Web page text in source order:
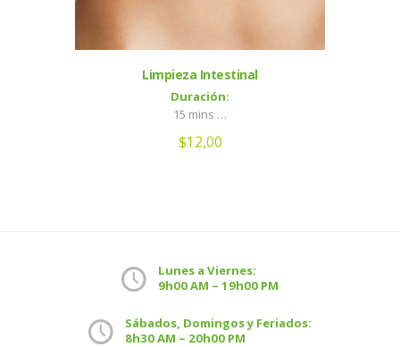
Limpieza Intestinal
Duración:
15 mins …
$12,00
Lunes a Viernes:
9h00 AM – 19h00 PM
Sábados, Domingos y Feriados:
8h30 AM – 20h00 PM